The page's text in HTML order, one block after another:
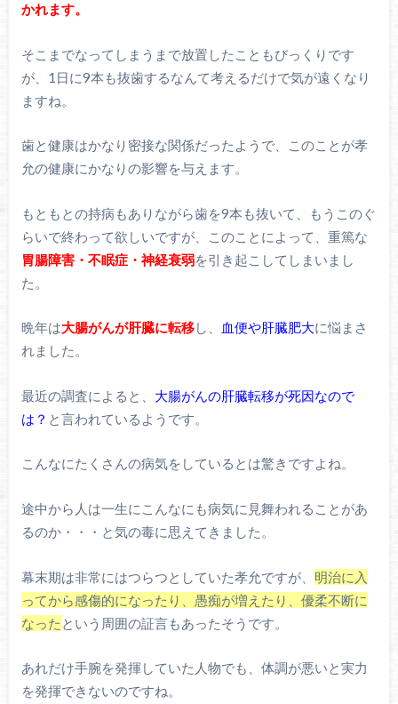
かれます。
そこまでなってしまうまで放置したこともびっくりです
が、1日に9本も抜歯するなんて考えるだけで気が遠くなり
ますね。
歯と健康はかなり密接な関係だったようで、このことが孝
允の健康にかなりの影響を与えます。
もともとの持病もありながら歯を9本も抜いて、もうこのぐ
らいで終わって欲しいですが、このことによって、重篤な
胃腸障害・不眠症・神経衰弱を引き起こしてしまいまし
た。
晩年は大腸がんが肝臓に転移し、 血便や肝臓肥大に悩まさ
れました。
最近の調査によると、 大腸がんの肝臓転移が死因なので
は？ と言われているようです。
こんなにたくさんの病気をしているとは驚きですよね。
途中から人は一生にこんなにも病気に見舞われることがあ
るのか・・・と気の毒に思えてきました。
幕末期は非常にはつらつとしていた孝允ですが、 明治に入
ってから感傷的になったり、愚痴が増えたり、優柔不断に
なった という周囲の証言もあったそうです。
あれだけ手腕を発揮していた人物でも、体調が悪いと実力
を発揮できないのですね。